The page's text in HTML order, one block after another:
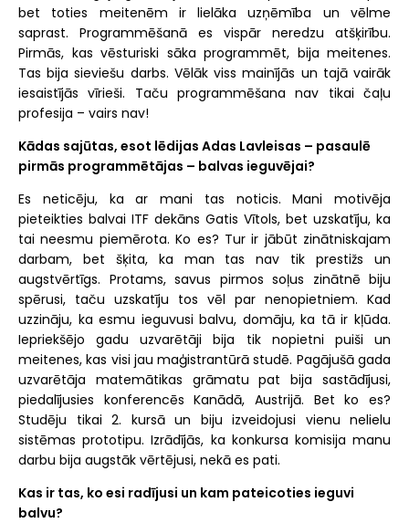
bet toties meitenēm ir lielāka uzņēmība un vēlme
saprast. Programmēšanā es vispār neredzu atšķirību.
Pirmās, kas vēsturiski sāka programmēt, bija meitenes.
Tas bija sieviešu darbs. Vēlāk viss mainījās un tajā vairāk
iesaistījās vīrieši. Taču programmēšana nav tikai čaļu
profesija – vairs nav!
Kādas sajūtas, esot lēdijas Adas Lavleisas – pasaulē
pirmās programmētājas – balvas ieguvējai?
Es neticēju, ka ar mani tas noticis. Mani motivēja
pieteikties balvai ITF dekāns Gatis Vītols, bet uzskatīju, ka
tai neesmu piemērota. Ko es? Tur ir jābūt zinātniskajam
darbam, bet šķita, ka man tas nav tik prestižs un
augstvērtīgs. Protams, savus pirmos soļus zinātnē biju
spērusi, taču uzskatīju tos vēl par nenopietniem. Kad
uzzināju, ka esmu ieguvusi balvu, domāju, ka tā ir kļūda.
Iepriekšējo gadu uzvarētāji bija tik nopietni puiši un
meitenes, kas visi jau maģistrantūrā studē. Pagājušā gada
uzvarētāja matemātikas grāmatu pat bija sastādījusi,
piedalījusies konferencēs Kanādā, Austrijā. Bet ko es?
Studēju tikai 2. kursā un biju izveidojusi vienu nelielu
sistēmas prototipu. Izrādījās, ka konkursa komisija manu
darbu bija augstāk vērtējusi, nekā es pati.
Kas ir tas, ko esi radījusi un kam pateicoties ieguvi
balvu?